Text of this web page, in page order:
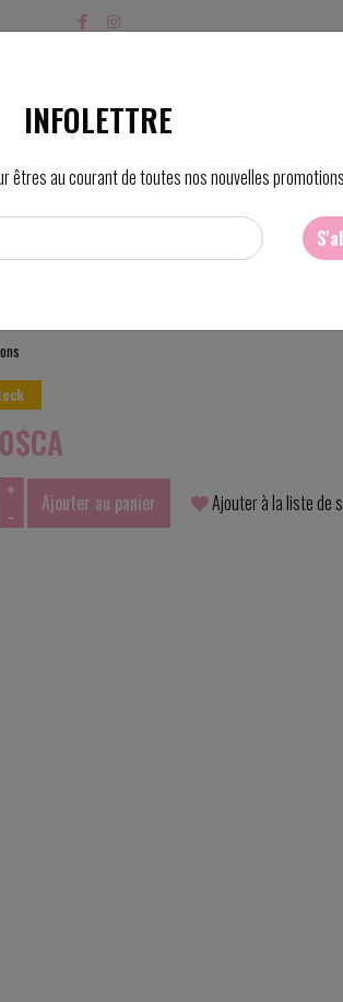
PRODUITS
+
-
Ajouter au panier Ajouter à la liste de
INFOLETTRE
êtres au courant de toutes nos nouvelles